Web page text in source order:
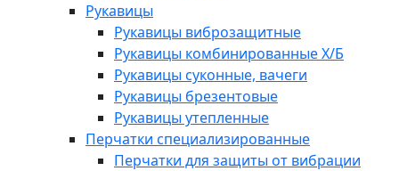
Рукавицы
Рукавицы виброзащитные
Рукавицы комбинированные Х/Б
Рукавицы суконные, вачеги
Рукавицы брезентовые
Рукавицы утепленные
Перчатки специализированные
Перчатки для защиты от вибрации